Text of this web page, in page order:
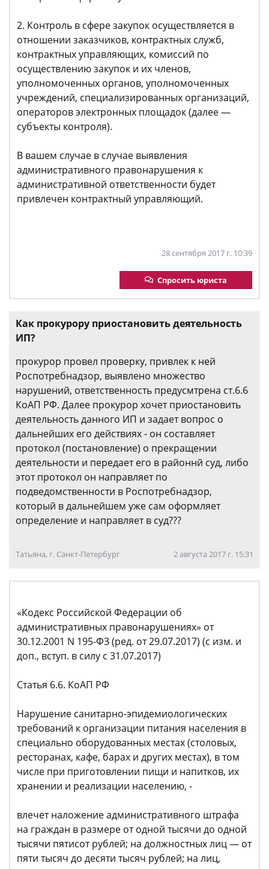
2. Контроль в сфере закупок осуществляется в
отношении заказчиков, контрактных служб,
контрактных управляющих, комиссий по
осуществлению закупок и их членов,
уполномоченных органов, уполномоченных
учреждений, специализированных организаций,
операторов электронных площадок (далее —
субъекты контроля).
В вашем случае в случае выявления
административного правонарушения к
административной ответственности будет
привлечен контрактный управляющий.
28 сентября 2017 г. 10:39
Спросить юриста
Как прокурору приостановить деятельность
ИП?
прокурор провел проверку, привлек к ней
Роспотребнадзор, выявлено множество
нарушений, ответственность предусмтрена ст.6.6
КоАП РФ. Далее прокурор хочет приостановить
деятельность данного ИП и задает вопрос о
дальнейших его действиях - он составляет
протокол (постановление) о прекращении
деятельности и передает его в районнй суд, либо
этот протокол он направляет по
подведомственности в Роспотребнадзор,
который в дальнейшем уже сам оформляет
определение и направляет в суд???
Татьяна, г. Санкт-Петербург 2 августа 2017 г. 15:31
«Кодекс Российской Федерации об
административных правонарушениях» от
30.12.2001 N 195-ФЗ (ред. от 29.07.2017) (с изм. и
доп., вступ. в силу с 31.07.2017)
Статья 6.6. КоАП РФ
Нарушение санитарно-эпидемиологических
требований к организации питания населения в
специально оборудованных местах (столовых,
ресторанах, кафе, барах и других местах), в том
числе при приготовлении пищи и напитков, их
хранении и реализации населению, -
влечет наложение административного штрафа
на граждан в размере от одной тысячи до одной
тысячи пятисот рублей; на должностных лиц — от
пяти тысяч до десяти тысяч рублей; на лиц,